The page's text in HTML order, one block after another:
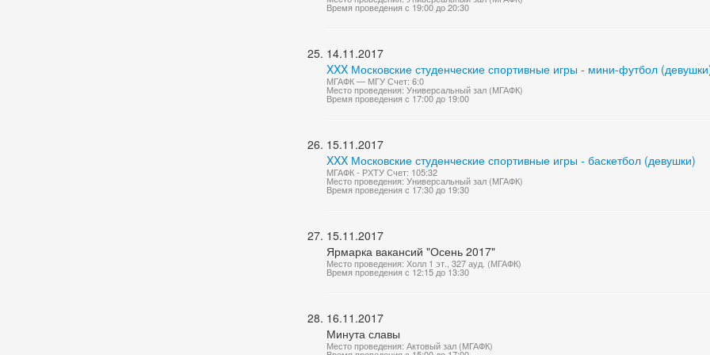
Время проведения с 19:00 до 20:30
14.11.2017
XXX Московские студенческие спортивные игры - мини-футбол
МГАФК — МГУ Счет: 6:0
Место проведения: Универсальный зал (МГАФК)
Время проведения с 17:00 до 19:00
15.11.2017
XXX Московские студенческие спортивные игры - баскетбол (девушки)
МГАФК - РХТУ Счет: 105:32
Место проведения: Универсальный зал (МГАФК)
Время проведения с 17:30 до 19:30
15.11.2017
Ярмарка вакансий "Осень 2017"
Место проведения: Холл 1 эт., 327 ауд. (МГАФК)
Время проведения с 12:15 до 13:30
16.11.2017
Минута славы
Место проведения: Актовый зал (МГАФК)